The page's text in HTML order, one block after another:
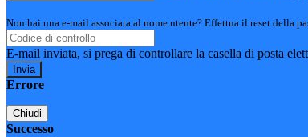
Non hai una e-mail associata al nome utente? Effettua il reset della
E-mail inviata, si prega di controllare la casella di posta
Errore
Chiudi
Successo